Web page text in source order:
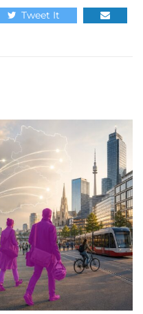
Tweet It